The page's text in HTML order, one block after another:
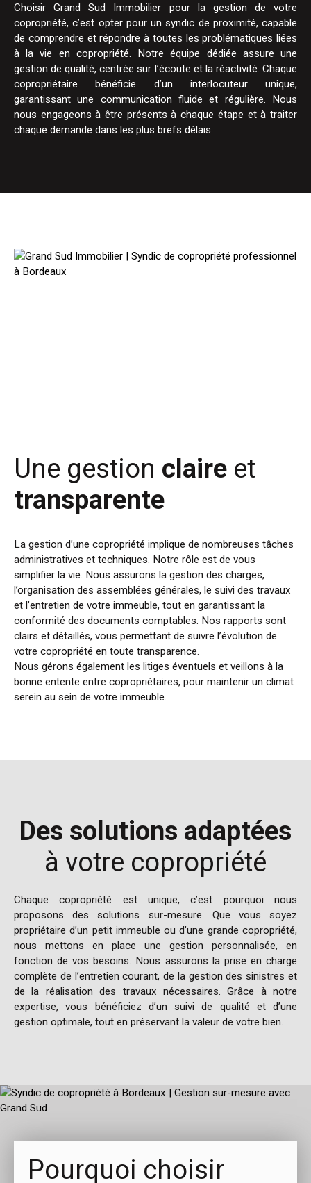
Choisir Grand Sud Immobilier pour la gestion de votre
copropriété, c’est opter pour un syndic de proximité, capable
de comprendre et répondre à toutes les problématiques liées
à la vie en copropriété. Notre équipe dédiée assure une
gestion de qualité, centrée sur l’écoute et la réactivité. Chaque
copropriétaire bénéficie d’un interlocuteur unique,
garantissant une communication fluide et régulière. Nous
nous engageons à être présents à chaque étape et à traiter
chaque demande dans les plus brefs délais.
Une gestion claire et
transparente
La gestion d’une copropriété implique de nombreuses tâches
administratives et techniques. Notre rôle est de vous
simplifier la vie. Nous assurons la gestion des charges,
l’organisation des assemblées générales, le suivi des travaux
et l’entretien de votre immeuble, tout en garantissant la
conformité des documents comptables. Nos rapports sont
clairs et détaillés, vous permettant de suivre l’évolution de
votre copropriété en toute transparence.
Nous gérons également les litiges éventuels et veillons à la
bonne entente entre copropriétaires, pour maintenir un climat
serein au sein de votre immeuble.
Des solutions adaptées
à votre copropriété
Chaque copropriété est unique, c’est pourquoi nous
proposons des solutions sur-mesure. Que vous soyez
propriétaire d’un petit immeuble ou d’une grande copropriété,
nous mettons en place une gestion personnalisée, en
fonction de vos besoins. Nous assurons la prise en charge
complète de l’entretien courant, de la gestion des sinistres et
de la réalisation des travaux nécessaires. Grâce à notre
expertise, vous bénéficiez d’un suivi de qualité et d’une
gestion optimale, tout en préservant la valeur de votre bien.
Pourquoi choisir